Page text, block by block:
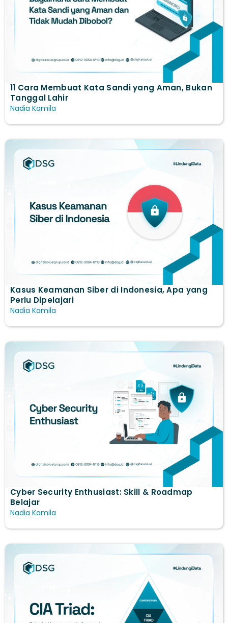
11 Cara Membuat Kata Sandi yang Aman, Bukan
Tanggal Lahir
Nadia Kamila
Kasus Keamanan Siber di Indonesia, Apa yang
Perlu Dipelajari
Nadia Kamila
Cyber Security Enthusiast: Skill & Roadmap
Belajar
Nadia Kamila